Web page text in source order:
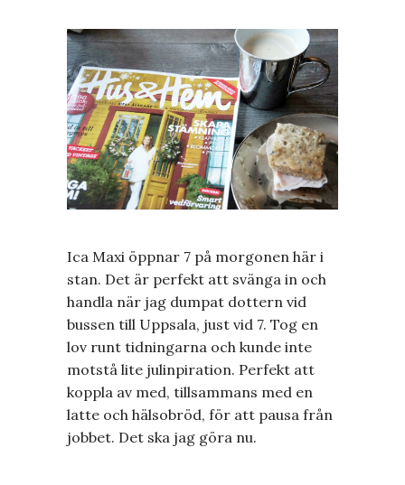
Ica Maxi öppnar 7 på morgonen här i
stan. Det är perfekt att svänga in och
handla när jag dumpat dottern vid
bussen till Uppsala, just vid 7. Tog en
lov runt tidningarna och kunde inte
motstå lite julinpiration. Perfekt att
koppla av med, tillsammans med en
latte och hälsobröd, för att pausa från
jobbet. Det ska jag göra nu.